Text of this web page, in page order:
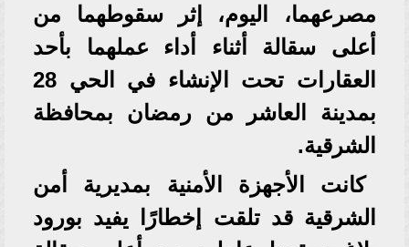
مصرعهما، اليوم، إثر سقوطهما من
أعلى سقالة أثناء أداء عملهما بأحد
العقارات تحت الإنشاء في الحي 28
بمدينة العاشر من رمضان بمحافظة
الشرقية.
كانت الأجهزة الأمنية بمديرية أمن
الشرقية قد تلقت إخطارًا يفيد بورود